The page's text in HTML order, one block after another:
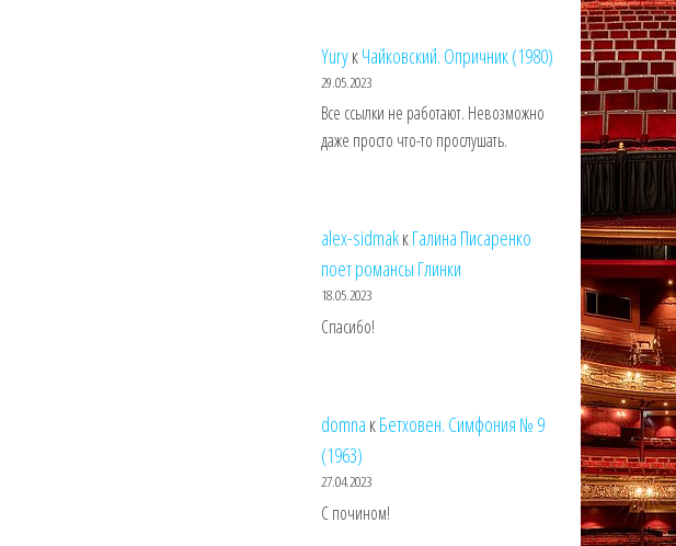
YuryкЧайковский. Опричник (1980)
29.05.2023
Все ссылки не работают. Невозможно
даже просто что-то прослушать.
alex-sidmakкГалина Писаренко
поет романсы Глинки
18.05.2023
Спасибо!
domna кБетховен. Симфония № 9
(1963)
27.04.2023
С почином!